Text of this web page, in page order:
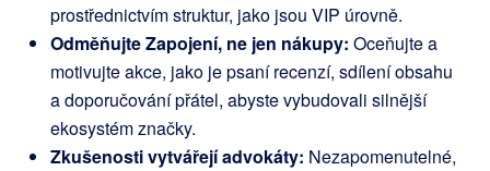
prostřednictvím struktur, jako jsou VIP úrovně.
Odměňujte Zapojení, ne jen nákupy: Oceňujte a
motivujte akce, jako je psaní recenzí, sdílení obsahu
a doporučování přátel, abyste vybudovali silnější
ekosystém značky.
Zkušenosti vytvářejí advokáty: Nezapomenutelné,